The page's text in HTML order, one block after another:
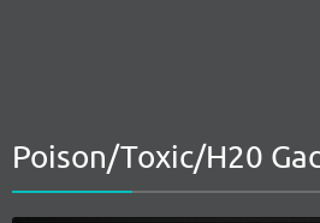
Poison/Toxic/H20